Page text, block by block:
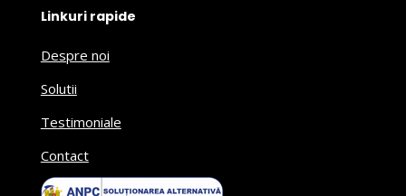
Linkuri rapide
Despre noi
Solutii
Testimoniale
Contact